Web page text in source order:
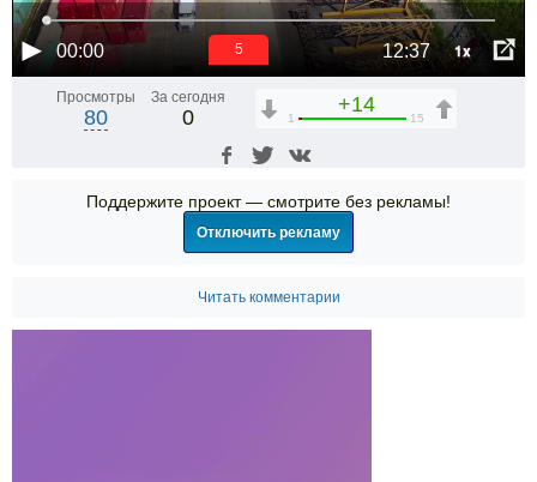
00:00 12:37 1x
5
Просмотры
80
За сегодня
0
+14
1 15
Поддержите проект — смотрите без рекламы!
Отключить рекламу
Читать комментарии